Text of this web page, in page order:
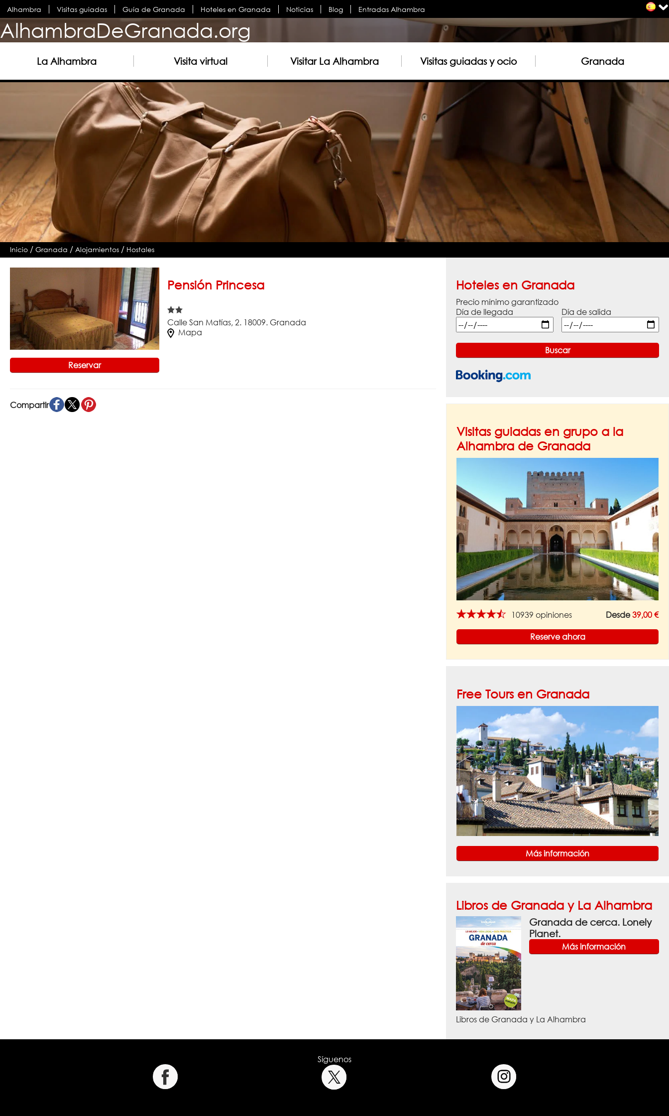
Alhambra Visitas guiadas Guía de Granada Hoteles en Granada Noticias Blog Entradas Alhambra
AlhambraDeGranada.org
La Alhambra Visita virtual Visitar La Alhambra Visitas guiadas y ocio Granada
Inicio /Granada /Alojamientos / Hostales
Pensión Princesa
Calle San Matías, 2. 18009. Granada
Mapa
Reservar
Compartir
Hoteles en Granada
Precio mínimo garantizado
Día de llegada
Día de salida
Visitas guiadas en grupo a la
Alhambra de Granada
★★★★★ 10939 opiniones Desde39,00 €
Reserve ahora
Free Tours en Granada
Más información
Libros de Granada y La Alhambra
Granada de cerca. Lonely
Planet.
Más información
Libros de Granada y La Alhambra
Síguenos